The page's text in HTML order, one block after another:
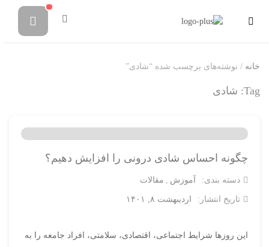
خانه / نوشته‌های برچسب شده “شادی”
Tag: شادی
چگونه احساس شادی درونی را افزایش دهیم؟
دسته بندی: آموزش مقالات
تاریخ انتشار: اردیبهشت ۸, ۱۴۰۱
این روزها شرایط اجتماعی، اقتصادی، سلامتی، افراد جامعه را به